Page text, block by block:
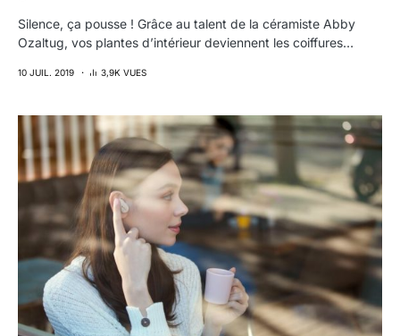
Silence, ça pousse ! Grâce au talent de la céramiste Abby
Ozaltug, vos plantes d’intérieur deviennent les coiffures…
10 JUIL. 2019 3,9K VUES